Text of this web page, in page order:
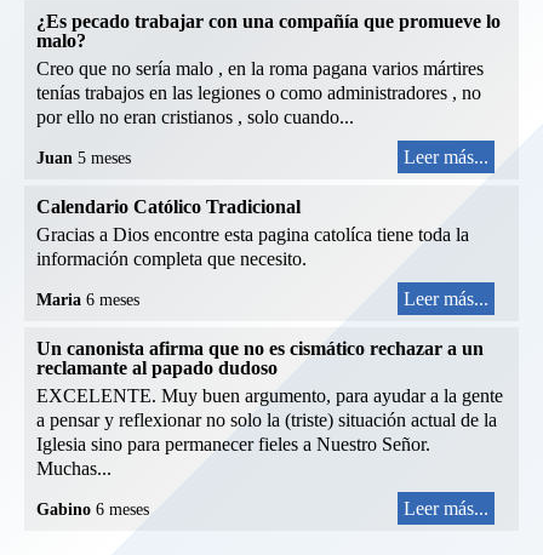
¿Es pecado trabajar con una compañía que promueve lo
malo?
Creo que no sería malo , en la roma pagana varios mártires
tenías trabajos en las legiones o como administradores , no
por ello no eran cristianos , solo cuando...
Juan 5 meses Leer más...
Calendario Católico Tradicional
Gracias a Dios encontre esta pagina catolíca tiene toda la
información completa que necesito.
Maria 6 meses Leer más...
Un canonista afirma que no es cismático rechazar a un
reclamante al papado dudoso
EXCELENTE. Muy buen argumento, para ayudar a la gente
a pensar y reflexionar no solo la (triste) situación actual de la
Iglesia sino para permanecer fieles a Nuestro Señor.
Muchas...
Gabino 6 meses Leer más...